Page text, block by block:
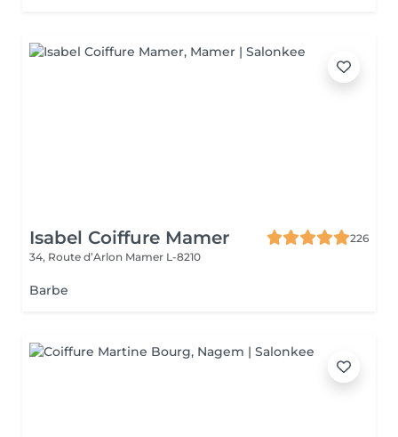
Isabel Coiffure Mamer
226
34, Route d’Arlon Mamer L-8210
Barbe